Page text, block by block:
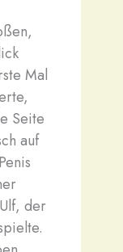
Mal
Seite
auf
der